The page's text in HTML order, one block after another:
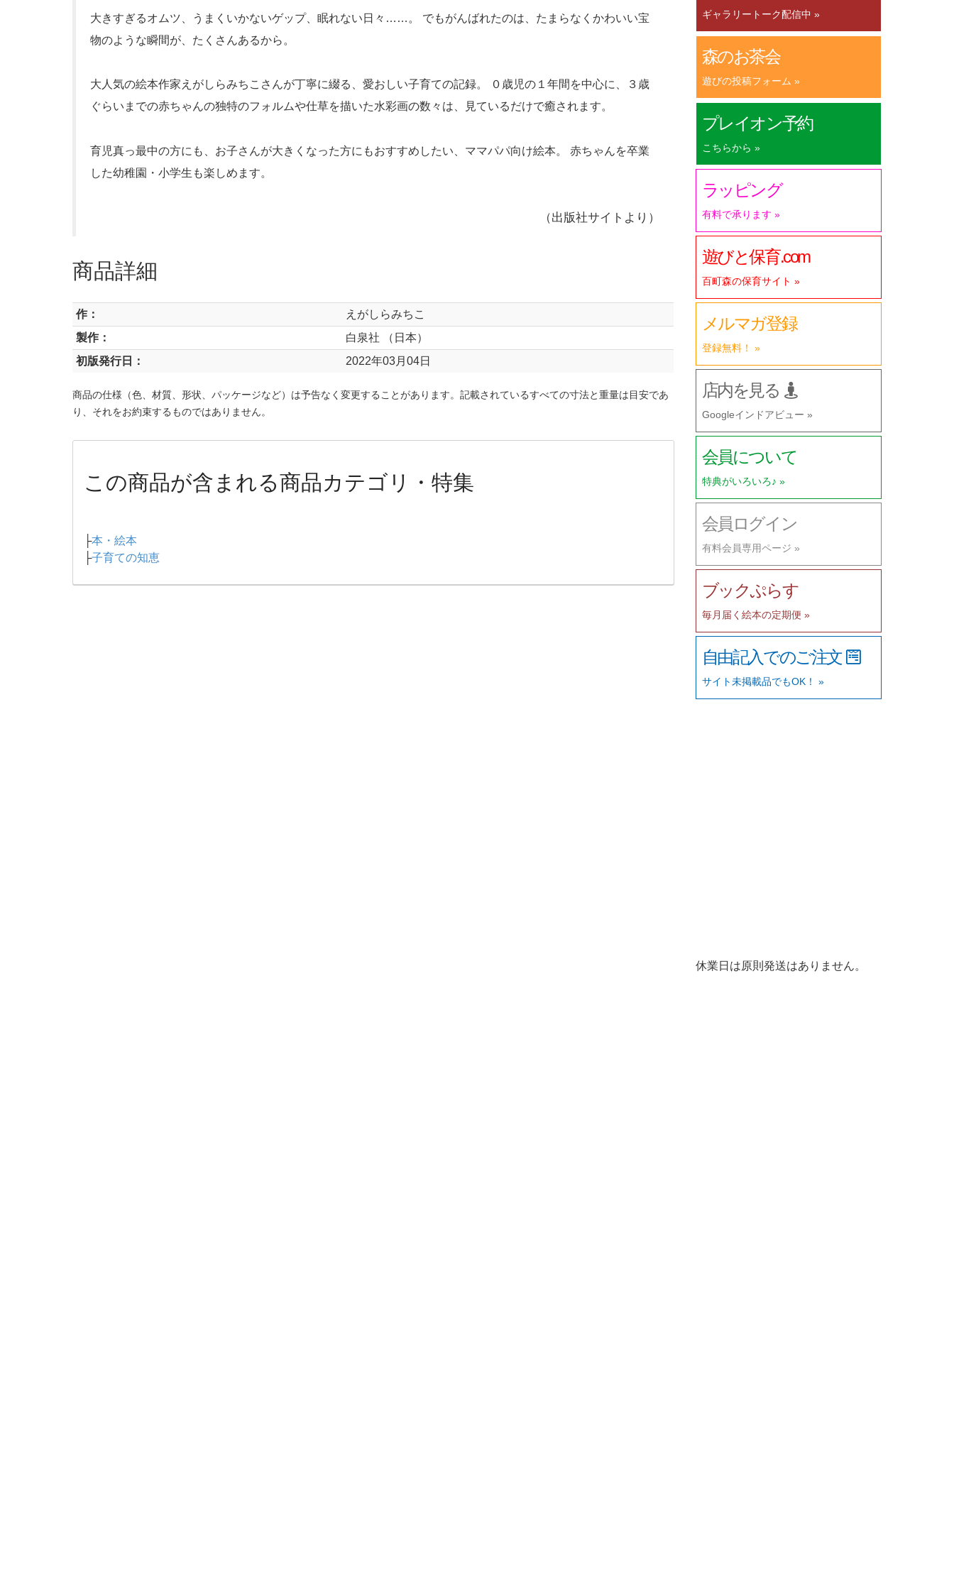
大きすぎるオムツ、うまくいかないゲップ、眠れない日々……。 でもがんばれたのは、たまらなくかわいい宝
物のような瞬間が、たくさんあるから。
大人気の絵本作家えがしらみちこさんが丁寧に綴る、愛おしい子育ての記録。 ０歳児の１年間を中心に、３歳
ぐらいまでの赤ちゃんの独特のフォルムや仕草を描いた水彩画の数々は、見ているだけで癒されます。
育児真っ最中の方にも、お子さんが大きくなった方にもおすすめしたい、ママパパ向け絵本。 赤ちゃんを卒業
した幼稚園・小学生も楽しめます。
（出版社サイトより）
商品詳細
作：
えがしらみちこ
製作：
白泉社 （日本）
初版発行日：
2022年03月04日
商品の仕様（色、材質、形状、パッケージなど）は予告なく変更することがあります。記載されているすべての寸法と重量は目安であ
り、それをお約束するものではありません。
この商品が含まれる商品カテゴリ・特集
├本・絵本
├子育ての知恵
ギャラリートーク配信中 »
森のお茶会
遊びの投稿フォーム »
プレイオン予約
こちらから »
ラッピング
有料で承ります »
遊びと保育.com
百町森の保育サイト »
メルマガ登録
登録無料！ »
店内を見る
Googleインドアビュー »
会員について
特典がいろいろ♪ »
会員ログイン
有料会員専用ページ »
ブックぷらす
毎月届く絵本の定期便 »
自由記入でのご注文
サイト未掲載品でもOK！ »
休業日は原則発送はありません。